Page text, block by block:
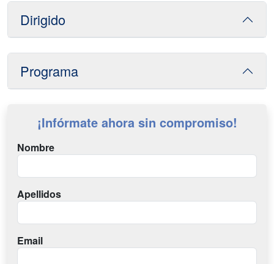
Dirigido
Programa
¡Infórmate ahora sin compromiso!
Nombre
Apellidos
Email